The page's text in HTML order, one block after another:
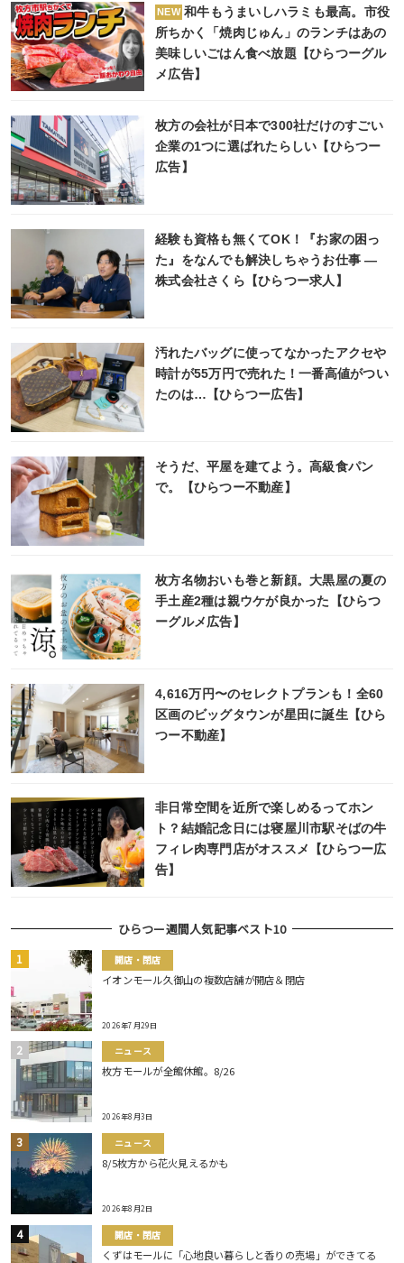
NEW 和牛もうまいしハラミも最高。市役
所ちかく「焼肉じゅん」のランチはあの
美味しいごはん食べ放題【ひらつーグル
メ広告】
枚方の会社が日本で300社だけのすごい
企業の1つに選ばれたらしい【ひらつー
広告】
経験も資格も無くてOK！『お家の困っ
た』をなんでも解決しちゃうお仕事 ―
株式会社さくら【ひらつー求人】
汚れたバッグに使ってなかったアクセや
時計が55万円で売れた！一番高値がつい
たのは…【ひらつー広告】
そうだ、平屋を建てよう。高級食パン
で。【ひらつー不動産】
枚方名物おいも巻と新顔。大黒屋の夏の
手土産2種は親ウケが良かった【ひらつ
ーグルメ広告】
4,616万円〜のセレクトプランも！全60
区画のビッグタウンが星田に誕生【ひら
つー不動産】
非日常空間を近所で楽しめるってホン
ト？結婚記念日には寝屋川市駅そばの牛
フィレ肉専門店がオススメ【ひらつー広
告】
ひらつー週間人気記事ベスト10
開店・閉店
イオンモール久御山の複数店舗が開店＆閉店
2026年7月29日
ニュース
枚方モールが全館休館。8/26
2026年8月3日
ニュース
8/5枚方から花火見えるかも
2026年8月2日
開店・閉店
くずはモールに「心地良い暮らしと香りの売場」ができてる